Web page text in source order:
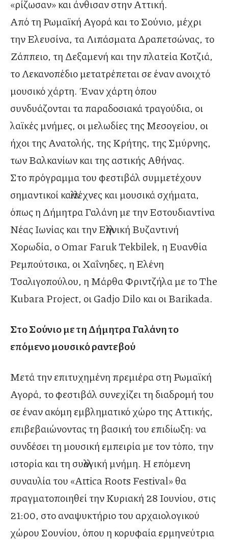
«ρίζωσαν» και άνθισαν στην Αττική.
Από τη Ρωμαϊκή Αγορά και το Σούνιο, μέχρι
την Ελευσίνα, τα Λιπάσματα Δραπετσώνας, το
Ζάππειο, τη Δεξαμενή και την πλατεία Κοτζιά,
το Λεκανοπέδιο μετατρέπεται σε έναν ανοιχτό
μουσικό χάρτη. Έναν χάρτη όπου
συνδυάζονται τα παραδοσιακά τραγούδια, οι
λαϊκές μνήμες, οι μελωδίες της Μεσογείου, οι
ήχοι της Ανατολής, της Κρήτης, της Σμύρνης,
των Βαλκανίων και της αστικής Αθήνας.
Στο πρόγραμμα του φεστιβάλ συμμετέχουν
σημαντικοί καλλιτέχνες και μουσικά σχήματα,
όπως η Δήμητρα Γαλάνη με την Εστουδιαντίνα
Νέας Ιωνίας και την Ελληνική Βυζαντινή
Χορωδία, ο Omar Faruk Tekbilek, η Ευανθία
Ρεμπούτσικα, οι Χαΐνηδες, η Ελένη
Τσαλιγοπούλου, η Μάρθα Φριντζήλα με το The
Kubara Project, οι Gadjo Dilo και οι Barikada.
Στο Σούνιο με τη Δήμητρα Γαλάνη το
επόμενο μουσικό ραντεβού
Μετά την επιτυχημένη πρεμιέρα στη Ρωμαϊκή
Αγορά, το φεστιβάλ συνεχίζει τη διαδρομή του
σε έναν ακόμη εμβληματικό χώρο της Αττικής,
επιβεβαιώνοντας τη βασική του επιδίωξη: να
συνδέσει τη μουσική εμπειρία με τον τόπο, την
ιστορία και τη συλλογική μνήμη. Η επόμενη
συναυλία του «Attica Roots Festival» θα
πραγματοποιηθεί την Κυριακή 28 Ιουνίου, στις
21:00, στο αναψυκτήριο του αρχαιολογικού
χώρου Σουνίου, όπου η κορυφαία ερμηνεύτρια